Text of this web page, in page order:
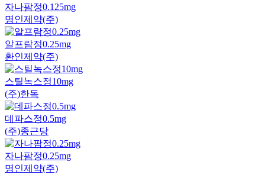
자나팜정0.125mg
명인제약(주)
알프람정0.25mg
환인제약(주)
스틸녹스정10mg
(주)한독
데파스정0.5mg
(주)종근당
자나팜정0.25mg
명인제약(주)